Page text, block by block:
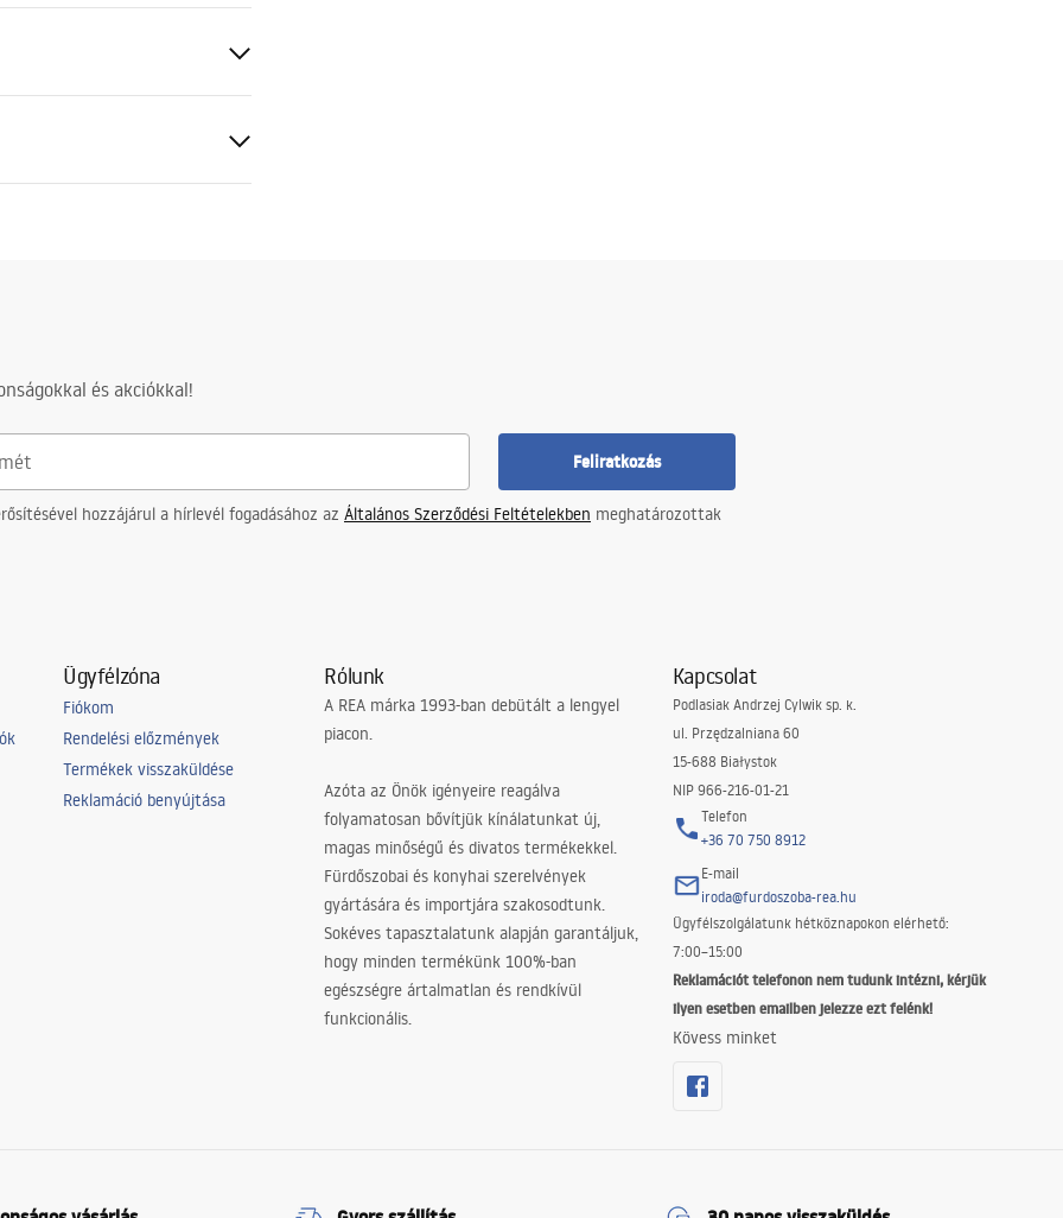
és akciókkal!
Feliratkozás
hozzájárul a hírlevél fogadásához az Általános Szerződési Feltételekben meghatározottak
Ügyfélzóna
Fiókom
Rendelési előzmények
Termékek visszaküldése
Reklamáció benyújtása
Rólunk
A REA márka 1993-ban debütált a lengyel
piacon.
Azóta az Önök igényeire reagálva
folyamatosan bővítjük kínálatunkat új,
magas minőségű és divatos termékekkel.
Fürdőszobai és konyhai szerelvények
gyártására és importjára szakosodtunk.
Sokéves tapasztalatunk alapján garantáljuk,
hogy minden termékünk 100%-ban
egészségre ártalmatlan és rendkívül
funkcionális.
Kapcsolat
Podlasiak Andrzej Cylwik sp. k.
ul. Przędzalniana 60
15-688 Białystok
NIP 966-216-01-21
Telefon
+36 70 750 8912
E-mail
iroda@furdoszoba-rea.hu
Ügyfélszolgálatunk hétköznapokon elérhető:
7:00–15:00
Reklamációt telefonon nem tudunk intézni, kérjük
ilyen esetben emailben jelezze ezt felénk!
Kövess minket